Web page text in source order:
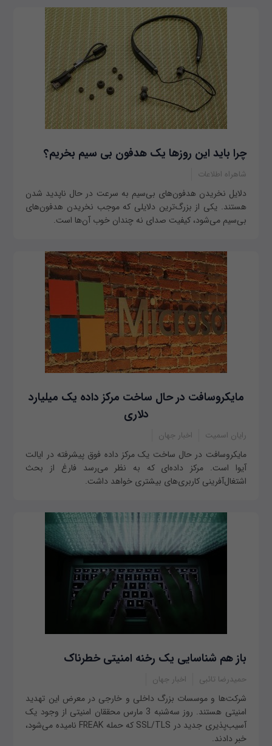
چرا باید این روزها یک هدفون بی سیم بخریم؟
شاهراه اطلاعات
دلایل نخریدن هدفون‌های بی‌سیم به سرعت در حال ناپدید شدن
هستند. یکی از بزرگ‌ترین دلایلی که موجب نخریدن هدفون‌های
بی‌سیم می‌شود، کیفیت صدای نه چندان خوب آن‌ها است.
مایکروسافت در حال ساخت مرکز داده یک میلیارد
دلاری
رایان اسمیت اخبار جهان
مایکروسافت در حال ساخت یک مرکز داده‌ فوق پیشرفته در ایالت
آیوا است. مرکز داده‌ای که به نظر می‌رسد فارغ از بحث
اشتغال‌آفرینی کاربری‌های بیشتری خواهد داشت.
باز هم شناسایی یک رخنه امنیتی خطرناک
حمیدرضا تائبی اخبار جهان
شرکت‌ها و موسسات بزرگ داخلی و خارجی در معرض این تهدید
امنیتی هستند. روز سه‌شنبه 3 مارس محققان امنیتی از وجود یک
آسیب‌پذیری جدید در SSL/TLS که حمله FREAK نامیده می‌شود،
خبر دادند.